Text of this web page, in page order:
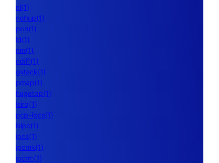
nl(1)
nohup(1)
pon(1)
ld(1)
nm(1)
ndiff(1)
gstack(1)
pmap(1)
hugetop(1)
lsirq(1)
pcp-ipcs(1)
lsipc(1)
ipcs(1)
ipcmk(1)
ipcrm(1)